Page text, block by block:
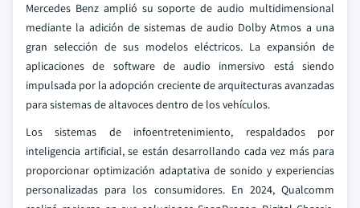
Mercedes Benz amplió su soporte de audio multidimensional
mediante la adición de sistemas de audio Dolby Atmos a una
gran selección de sus modelos eléctricos. La expansión de
aplicaciones de software de audio inmersivo está siendo
impulsada por la adopción creciente de arquitecturas avanzadas
para sistemas de altavoces dentro de los vehículos.
Los sistemas de infoentretenimiento, respaldados por
inteligencia artificial, se están desarrollando cada vez más para
proporcionar optimización adaptativa de sonido y experiencias
personalizadas para los consumidores. En 2024, Qualcomm